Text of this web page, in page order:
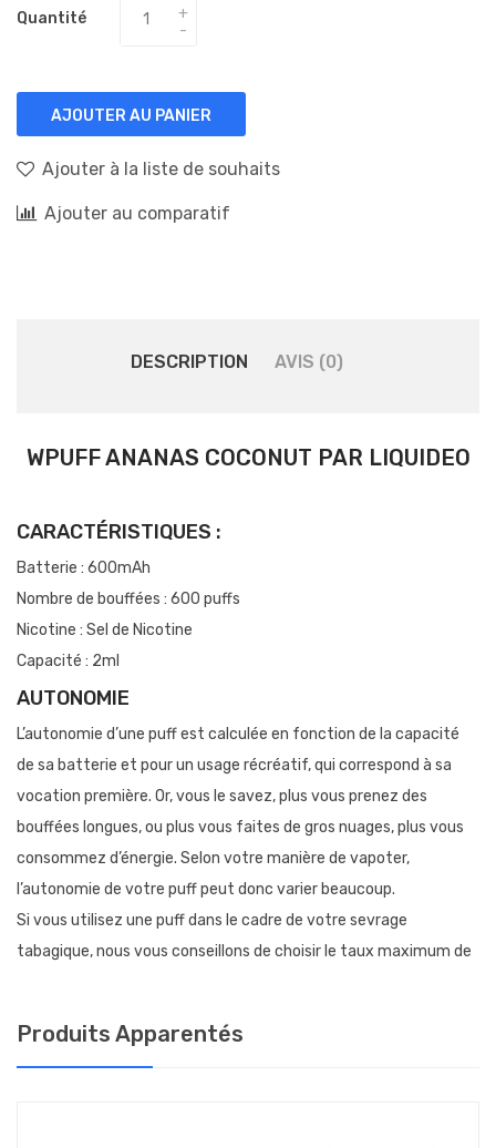
Quantité
AJOUTER AU PANIER
Ajouter à la liste de souhaits
Ajouter au comparatif
DESCRIPTION AVIS (0)
WPUFF ANANAS COCONUT PAR LIQUIDEO
CARACTÉRISTIQUES :
Batterie : 600mAh
Nombre de bouffées : 600 puffs
Nicotine : Sel de Nicotine
Capacité : 2ml
AUTONOMIE
L’autonomie d’une puff est calculée en fonction de la capacité
de sa batterie et pour un usage récréatif, qui correspond à sa
vocation première. Or, vous le savez, plus vous prenez des
bouffées longues, ou plus vous faites de gros nuages, plus vous
consommez d’énergie. Selon votre manière de vapoter,
l’autonomie de votre puff peut donc varier beaucoup.
Si vous utilisez une puff dans le cadre de votre sevrage
tabagique, nous vous conseillons de choisir le taux maximum de
Produits Apparentés